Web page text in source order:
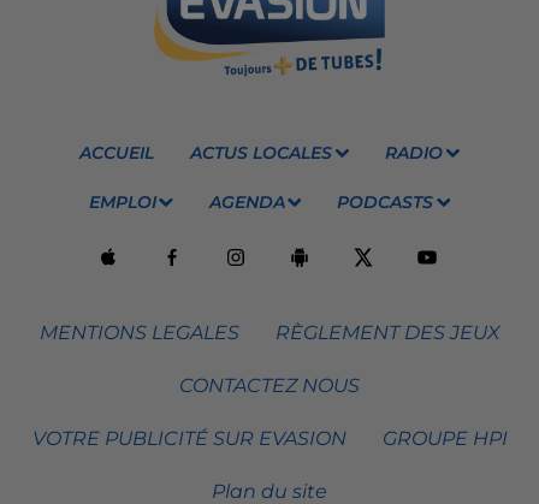
ACCUEIL ACTUS LOCALES RADIO
EMPLOI AGENDA PODCASTS
MENTIONS LEGALES RÈGLEMENT DES JEUX
CONTACTEZ NOUS
VOTRE PUBLICITÉ SUR EVASION GROUPE HPI
Plan du site